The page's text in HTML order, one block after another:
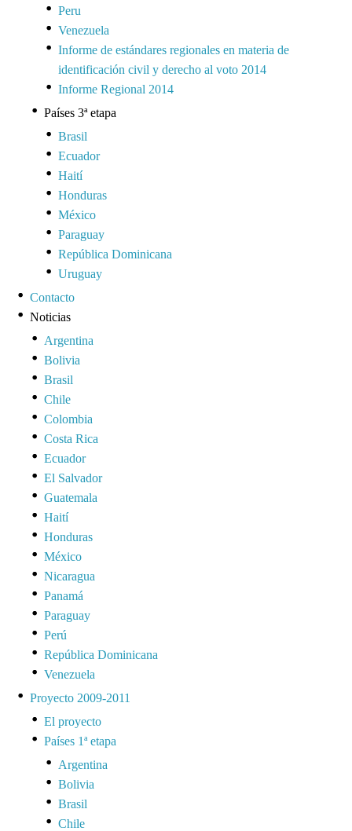
Peru
Venezuela
Informe de estándares regionales en materia de
identificación civil y derecho al voto 2014
Informe Regional 2014
Países 3ª etapa
Brasil
Ecuador
Haití
Honduras
México
Paraguay
República Dominicana
Uruguay
Contacto
Noticias
Argentina
Bolivia
Brasil
Chile
Colombia
Costa Rica
Ecuador
El Salvador
Guatemala
Haití
Honduras
México
Nicaragua
Panamá
Paraguay
Perú
República Dominicana
Venezuela
Proyecto 2009-2011
El proyecto
Países 1ª etapa
Argentina
Bolivia
Brasil
Chile